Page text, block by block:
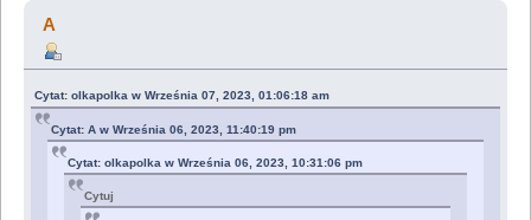
A
Cytat: olkapolka w Września 07, 2023, 01:06:18 am
Cytat: A w Września 06, 2023, 11:40:19 pm
Cytat: olkapolka w Września 06, 2023, 10:31:06 pm
Cytuj